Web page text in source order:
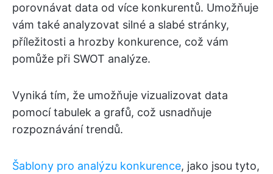
porovnávat data od více konkurentů. Umožňuje
vám také analyzovat silné a slabé stránky,
příležitosti a hrozby konkurence, což vám
pomůže při SWOT analýze.
Vyniká tím, že umožňuje vizualizovat data
pomocí tabulek a grafů, což usnadňuje
rozpoznávání trendů.
Šablony pro analýzu konkurence, jako jsou tyto,